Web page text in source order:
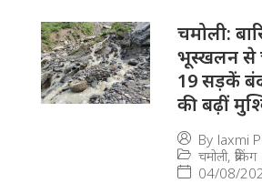
चमोली:
भूस्खलन से
19 सड़कें
की बढ़ीं
By laxmi
चमोली, ब्रेकिंग
04/08/